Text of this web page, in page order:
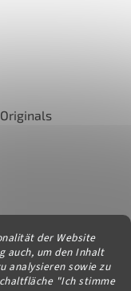
der Website
auch, um den Inhalt
analysieren sowie zu
"Ich stimme